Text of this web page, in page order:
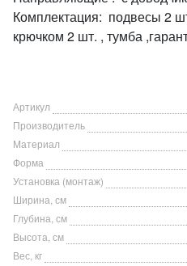
Комплектация: подвесы 2
крючком 2 шт. , тумба
Артикул
Производитель
Материал
Форма
Установка (монтаж)
Ширина, см
Глубина, см
Высота, см
Вес, кг